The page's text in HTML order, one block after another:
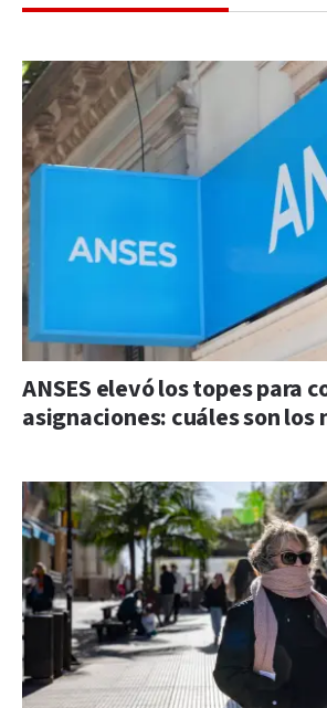
ANSES elevó los topes para
asignaciones: cuáles son